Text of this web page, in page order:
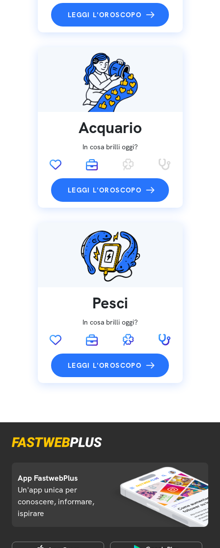
LEGGI L'OROSCOPO
Acquario
In cosa brilli oggi?
LEGGI L'OROSCOPO
Pesci
In cosa brilli oggi?
LEGGI L'OROSCOPO
App FastwebPlus
Un'app unica per
conoscere, informare,
ispirare